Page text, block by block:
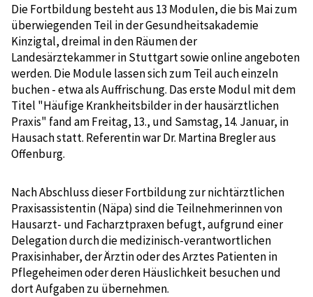
Die Fortbildung besteht aus 13 Modulen, die bis Mai zum
überwiegenden Teil in der Gesundheitsakademie
Kinzigtal, dreimal in den Räumen der
Landesärztekammer in Stuttgart sowie online angeboten
werden. Die Module lassen sich zum Teil auch einzeln
buchen - etwa als Auffrischung. Das erste Modul mit dem
Titel "Häufige Krankheitsbilder in der hausärztlichen
Praxis" fand am Freitag, 13., und Samstag, 14. Januar, in
Hausach statt. Referentin war Dr. Martina Bregler aus
Offenburg.
Nach Abschluss dieser Fortbildung zur nichtärztlichen
Praxisassistentin (Näpa) sind die Teilnehmerinnen von
Hausarzt- und Facharztpraxen befugt, aufgrund einer
Delegation durch die medizinisch-verantwortlichen
Praxisinhaber, der Ärztin oder des Arztes Patienten in
Pflegeheimen oder deren Häuslichkeit besuchen und
dort Aufgaben zu übernehmen.